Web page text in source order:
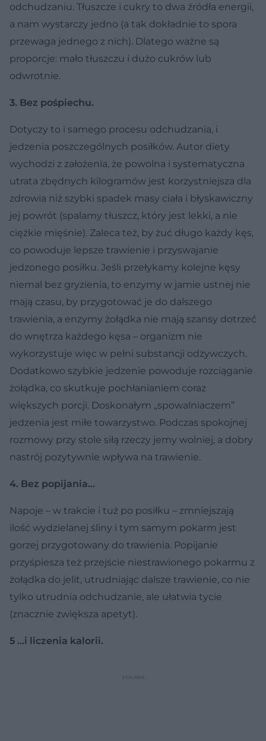
odchudzaniu. Tłuszcze i cukry to dwa źródła energii,
a nam wystarczy jedno (a tak dokładnie to spora
przewaga jednego z nich). Dlatego ważne są
proporcje: mało tłuszczu i dużo cukrów lub
odwrotnie.
3. Bez pośpiechu.
Dotyczy to i samego procesu odchudzania, i
jedzenia poszczególnych posiłków. Autor diety
wychodzi z założenia, że powolna i systematyczna
utrata zbędnych kilogramów jest korzystniejsza dla
zdrowia niż szybki spadek masy ciała i błyskawiczny
jej powrót (spalamy tłuszcz, który jest lekki, a nie
ciężkie mięśnie). Zaleca też, by żuć długo każdy kęs,
co powoduje lepsze trawienie i przyswajanie
jedzonego posiłku. Jeśli przełykamy kolejne kęsy
niemal bez gryzienia, to enzymy w jamie ustnej nie
mają czasu, by przygotować je do dalszego
trawienia, a enzymy żołądka nie mają szansy dotrzeć
do wnętrza każdego kęsa – organizm nie
wykorzystuje więc w pełni substancji odżywczych.
Dodatkowo szybkie jedzenie powoduje rozciąganie
żołądka, co skutkuje pochłanianiem coraz
większych porcji. Doskonałym „spowalniaczem”
jedzenia jest miłe towarzystwo. Podczas spokojnej
rozmowy przy stole siłą rzeczy jemy wolniej, a dobry
nastrój pozytywnie wpływa na trawienie.
4. Bez popijania...
Napoje – w trakcie i tuż po posiłku – zmniejszają
ilość wydzielanej śliny i tym samym pokarm jest
gorzej przygotowany do trawienia. Popijanie
przyśpiesza też przejście niestrawionego pokarmu z
żołądka do jelit, utrudniając dalsze trawienie, co nie
tylko utrudnia odchudzanie, ale ułatwia tycie
(znacznie zwiększa apetyt).
5 ...i liczenia kalorii.